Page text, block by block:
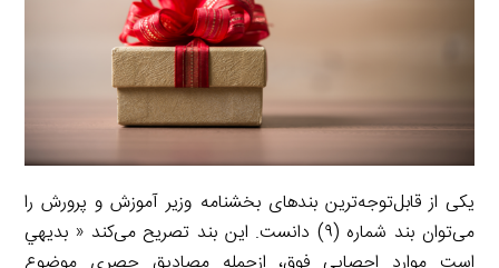
یکی از قابل‌توجه‌ترین بندهای بخشنامه وزیر آموزش و پرورش را
می‌توان بند شماره (۹) دانست. این بند تصریح می‌کند « بديهي